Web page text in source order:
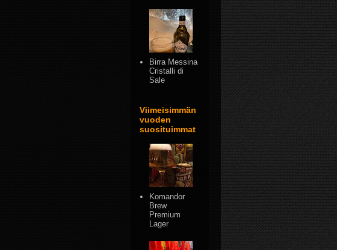
Birra Messina
Cristalli di
Sale
Viimeisimmän
vuoden
suosituimmat
Komandor
Brew
Premium
Lager